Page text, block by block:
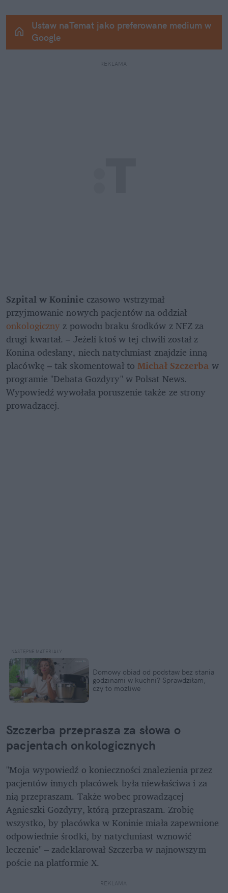
Ustaw naTemat jako preferowane medium w
Google
REKLAMA
Szpital w Koninie czasowo wstrzymał
onkologiczny z powodu braku środków z NFZ za
drugi kwartał. – Jeżeli ktoś w tej chwili został z
Konina odesłany, niech natychmiast znajdzie inną
placówkę – tak skomentował to Michał Szczerba w
programie "Debata Gozdyry" w Polsat News.
Wypowiedź wywołała poruszenie także ze strony
prowadzącej.
Domowy obiad od podstaw bez stania
godzinami w kuchni? Sprawdziłam,
czy to możliwe
Szczerba przeprasza za słowa o
pacjentach onkologicznych
"Moja wypowiedź o konieczności znalezienia przez
pacjentów innych placówek była niewłaściwa i za
nią przepraszam. Także wobec prowadzącej
Agnieszki Gozdyry, którą przepraszam. Zrobię
wszystko, by placówka w Koninie miała zapewnione
odpowiednie środki, by natychmiast wznowić
leczenie" – zadeklarował Szczerba w najnowszym
poście na platformie X.
REKLAMA